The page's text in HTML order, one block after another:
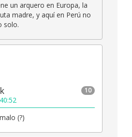
un arquero en Europa, la
madre, y aquí en Perú no
solo.
10
(?)